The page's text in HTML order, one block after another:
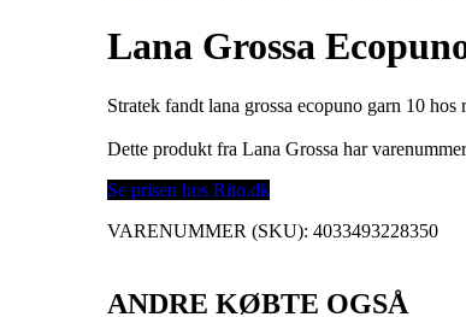
Lana Grossa
Stratek fandt lana grossa ecopuno garn 10 hos
Dette produkt fra Lana Grossa har
Se prisen hos Rito.dk
VARENUMMER (SKU):4033493228350
ANDRE KØBTE OGSÅ